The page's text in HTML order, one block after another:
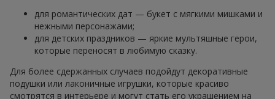
для романтических дат — букет с мягкими мишками и
нежными персонажами;
для детских праздников — яркие мультяшные герои,
которые переносят в любимую сказку.
Для более сдержанных случаев подойдут декоративные
подушки или лаконичные игрушки, которые красиво
смотрятся в интерьере и могут стать его украшением на